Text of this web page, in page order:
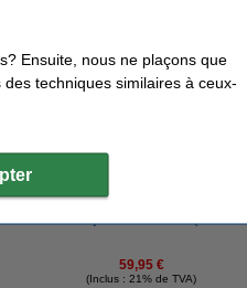
article
59,95 €
(Inclus : 21% de TVA)
Ensuite, nous ne plaçons que
techniques similaires à ceux-